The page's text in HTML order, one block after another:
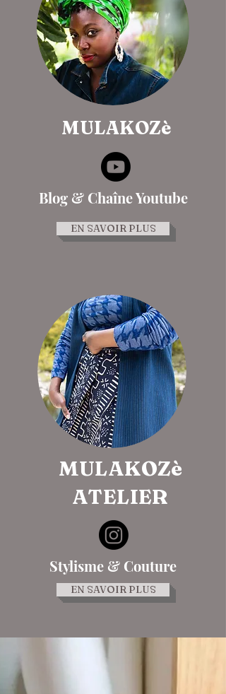
MULAKOZè
Blog & Chaîne Youtube
EN SAVOIR PLUS
MULAKOZè
ATELIER
Stylisme & Couture
EN SAVOIR PLUS